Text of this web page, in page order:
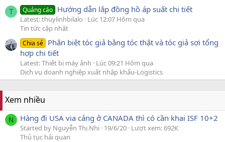
T Quảng cáo Hướng dẫn lắp đồng hồ áp suất chi tiết
Latest: thuylinhbilalo
Lúc 12:07 Hôm qua
Tin tức cập nhật
Chia sẻ Phân biệt tóc giả bằng tóc thật và tóc giả sợi tổng
hợp chi tiết
Latest: Thiết bị máy ảnh
Lúc 09:21 Hôm qua
Dịch vụ doanh nghiệp xuất nhập khẩu-Logistics
Xem nhiều
N Hàng đi USA via cảng ở CANADA thì có cần khai ISF 10+2
Started by Nguyễn Thị Nhi 19/6/20 Lượt xem: 692K
Thủ tục hải quan